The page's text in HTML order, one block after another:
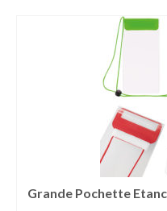
Polo Publicitaire
Sweat-shirt
Tee-shirt
Vêtement
Grande Pochette